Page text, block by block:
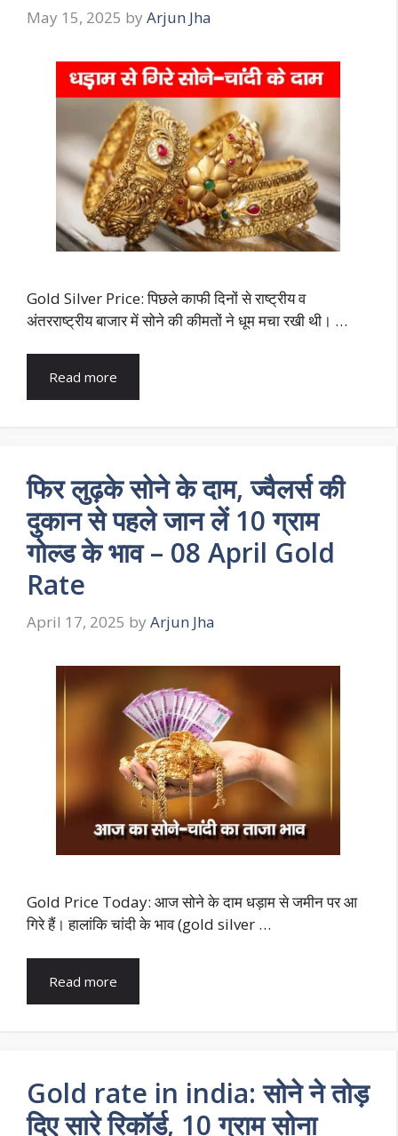
May 15, 2025 by Arjun Jha
Gold Silver Price: पिछले काफी दिनों से राष्ट्रीय व
अंतरराष्ट्रीय बाजार में सोने की कीमतों ने धूम मचा रखी थी। …
Read more
फिर लुढ़के सोने के दाम, ज्वैलर्स की
दुकान से पहले जान लें 10 ग्राम
गोल्ड के भाव – 08 April Gold
Rate
April 17, 2025 by Arjun Jha
Gold Price Today: आज सोने के दाम धड़ाम से जमीन पर आ
गिरे हैं। हालांकि चांदी के भाव (gold silver …
Read more
Gold rate in india: सोने ने तोड़
दिए सारे रिकॉर्ड, 10 ग्राम सोना